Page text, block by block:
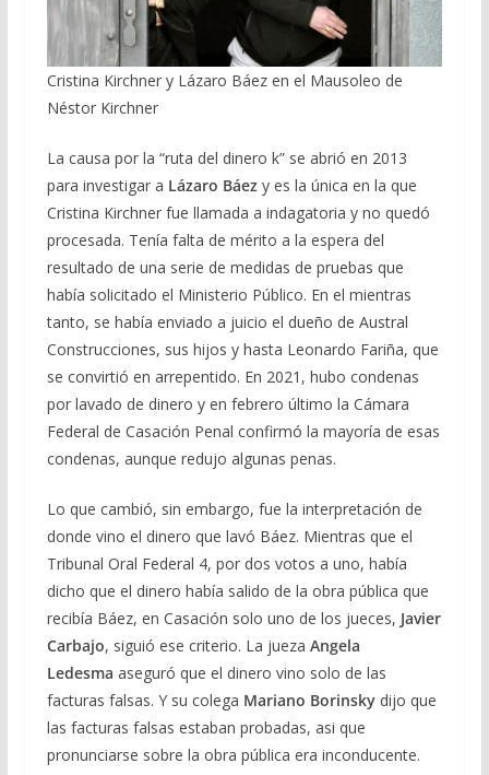
Cristina Kirchner y Lázaro Báez en el Mausoleo de
Néstor Kirchner
La causa por la “ruta del dinero k” se abrió en 2013
para investigar a Lázaro Báez y es la única en la que
Cristina Kirchner fue llamada a indagatoria y no quedó
procesada. Tenía falta de mérito a la espera del
resultado de una serie de medidas de pruebas que
había solicitado el Ministerio Público. En el mientras
tanto, se había enviado a juicio el dueño de Austral
Construcciones, sus hijos y hasta Leonardo Fariña, que
se convirtió en arrepentido. En 2021, hubo condenas
por lavado de dinero y en febrero último la Cámara
Federal de Casación Penal confirmó la mayoría de esas
condenas, aunque redujo algunas penas.
Lo que cambió, sin embargo, fue la interpretación de
donde vino el dinero que lavó Báez. Mientras que el
Tribunal Oral Federal 4, por dos votos a uno, había
dicho que el dinero había salido de la obra pública que
recibía Báez, en Casación solo uno de los jueces, Javier
Carbajo, siguió ese criterio. La jueza Angela
Ledesma aseguró que el dinero vino solo de las
facturas falsas. Y su colega Mariano Borinskydijo que
las facturas falsas estaban probadas, asi que
pronunciarse sobre la obra pública era inconducente.